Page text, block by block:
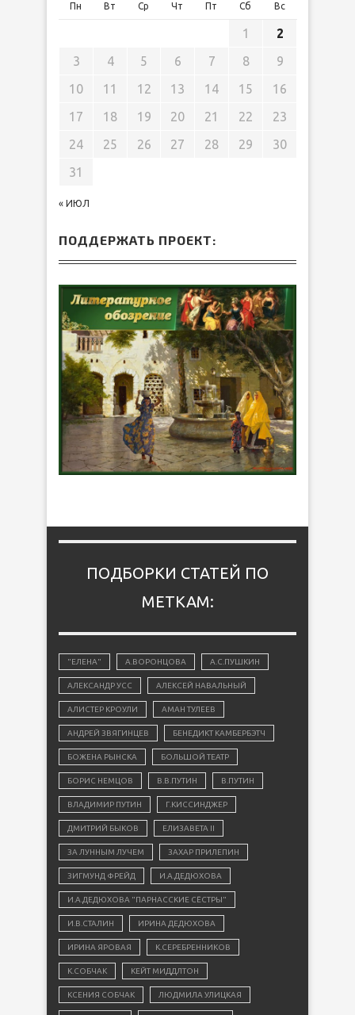
Пн Вт Ср Чт Пт Сб Вс
« ИЮЛ
1
2
3
4 5 6 7 8
9
10
11 12 13 14 15
16
17
18 19 20 21 22
23
24
25 26 27 28 29
30
31
ПОДДЕРЖАТЬ ПРОЕКТ:
ПОДБОРКИ СТАТЕЙ ПО
МЕТКАМ:
"ЕЛЕНА" А.ВОРОНЦОВА А.С.ПУШКИН
АЛЕКСАНДР УСС АЛЕКСЕЙ НАВАЛЬНЫЙ
АЛИСТЕР КРОУЛИ АМАН ТУЛЕЕВ
АНДРЕЙ ЗВЯГИНЦЕВ БЕНЕДИКТ КАМБЕРБЭТЧ
БОЖЕНА РЫНСКА БОЛЬШОЙ ТЕАТР
БОРИС НЕМЦОВ В.В.ПУТИН В.ПУТИН
ВЛАДИМИР ПУТИН Г.КИССИНДЖЕР
ДМИТРИЙ БЫКОВ ЕЛИЗАВЕТА II
ЗА ЛУННЫМ ЛУЧЕМ ЗАХАР ПРИЛЕПИН
ЗИГМУНД ФРЕЙД И.А.ДЕДЮХОВА
И.А.ДЕДЮХОВА "ПАРНАССКИЕ СЁСТРЫ"
И.В.СТАЛИН ИРИНА ДЕДЮХОВА
ИРИНА ЯРОВАЯ К.СЕРЕБРЕННИКОВ
К.СОБЧАК КЕЙТ МИДДЛТОН
КСЕНИЯ СОБЧАК ЛЮДМИЛА УЛИЦКАЯ